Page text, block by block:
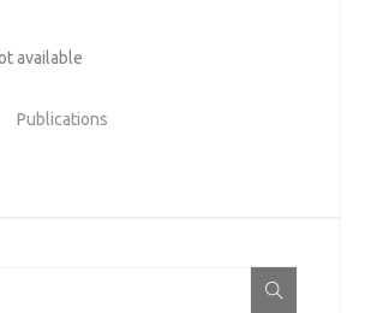
available
Publications